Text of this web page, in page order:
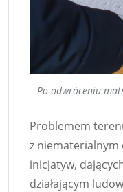
Po odwróceniu
Problemem
z niematerialnym
inicjatyw,
działającym